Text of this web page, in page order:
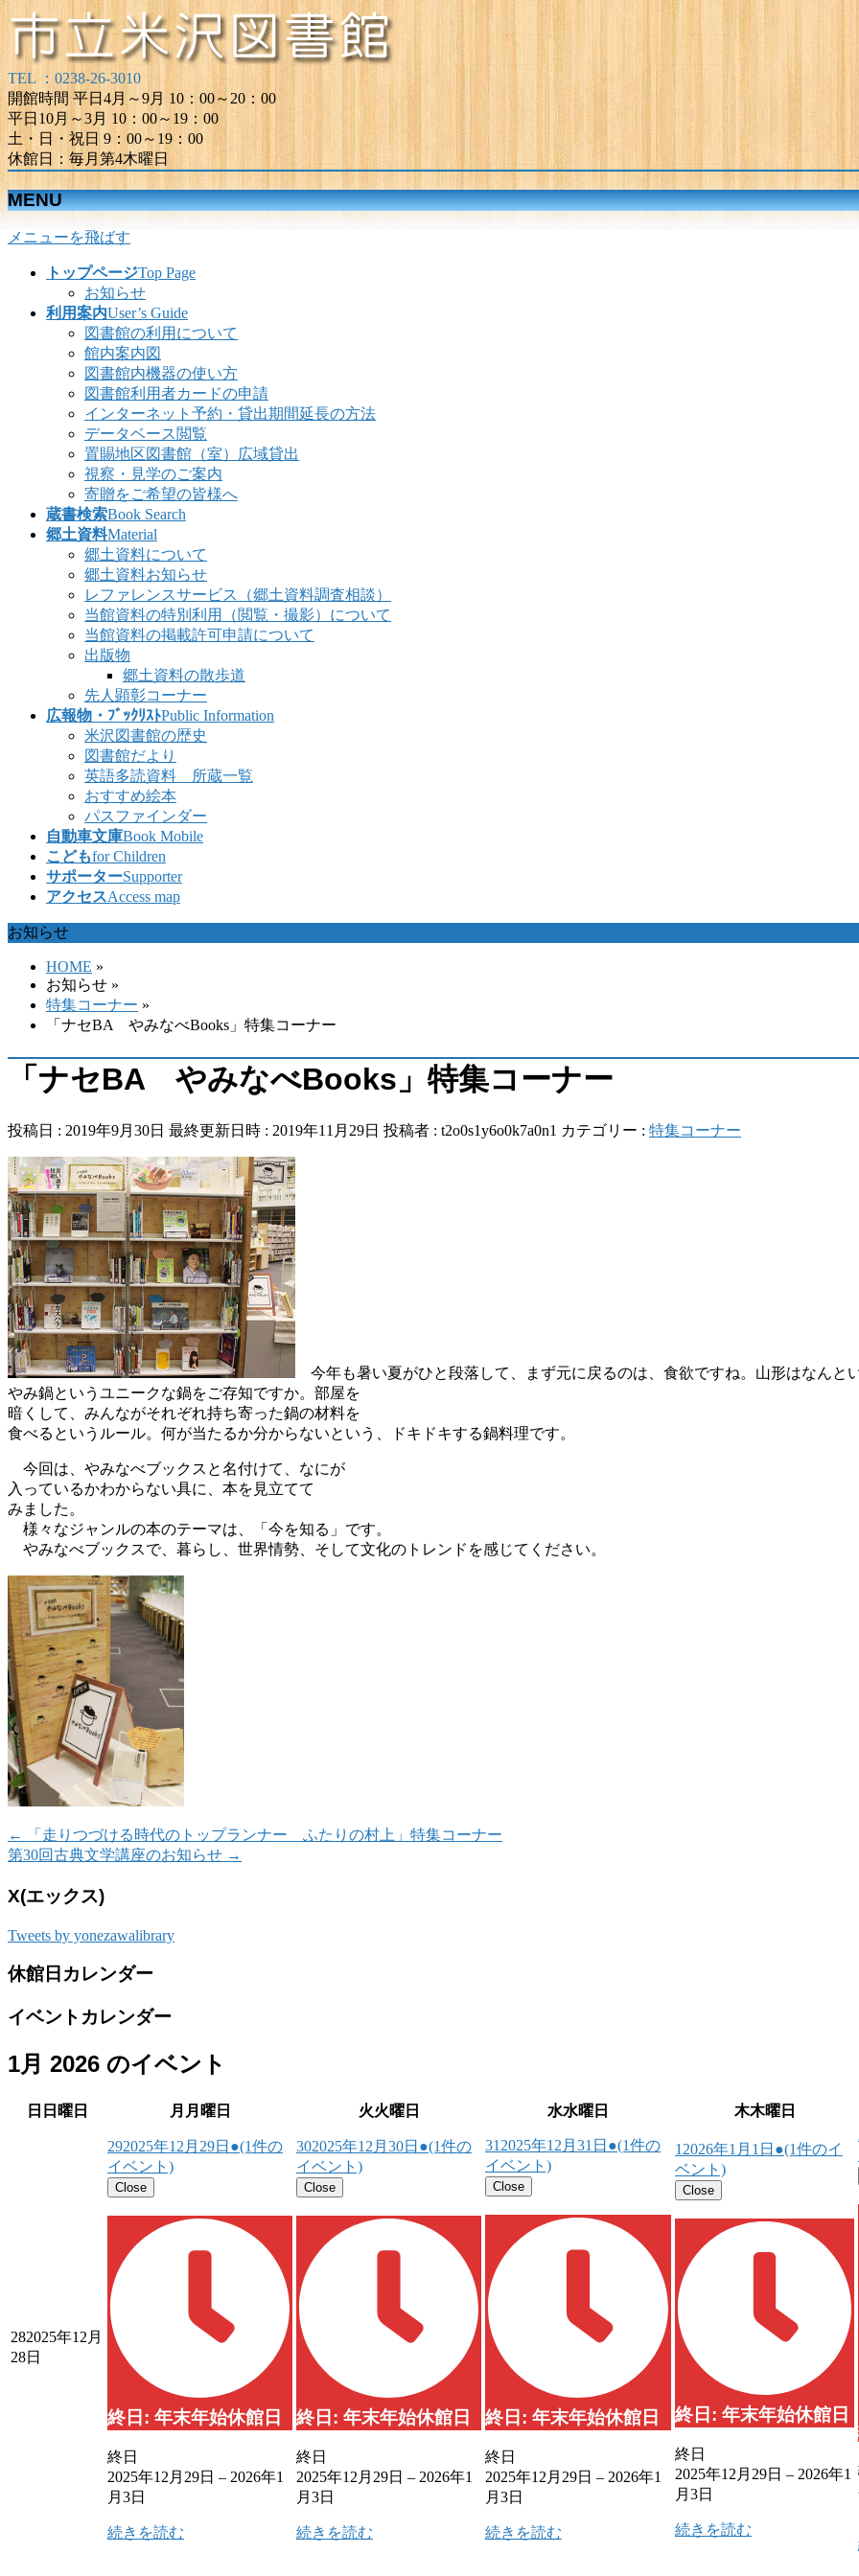
TEL ：0238-26-3010
開館時間 平日4月～9月 10：00～20：00
平日10月～3月 10：00～19：00
土・日・祝日 9：00～19：00
休館日：毎月第4木曜日
MENU
メニューを飛ばす
トップページTop Page
お知らせ
利用案内User’s Guide
図書館の利用について
館内案内図
図書館内機器の使い方
図書館利用者カードの申請
インターネット予約・貸出期間延長の方法
データベース閲覧
置賜地区図書館（室）広域貸出
視察・見学のご案内
寄贈をご希望の皆様へ
蔵書検索Book Search
郷土資料Material
郷土資料について
郷土資料お知らせ
レファレンスサービス（郷土資料調査相談）
当館資料の特別利用（閲覧・撮影）について
当館資料の掲載許可申請について
出版物
郷土資料の散歩道
先人顕彰コーナー
広報物・ﾌﾞｯｸﾘｽﾄPublic Information
米沢図書館の歴史
図書館だより
英語多読資料 所蔵一覧
おすすめ絵本
パスファインダー
自動車文庫Book Mobile
こどもfor Children
サポーターSupporter
アクセスAccess map
お知らせ
HOME »
お知らせ »
特集コーナー »
「ナセBA やみなべBooks」特集コーナー
「ナセBA やみなべBooks」特集コーナー
投稿日 : 2019年9月30日 最終更新日時 : 2019年11月29日 投稿者 : t2o0s1y6o0k7a0n1 カテゴリー : 特集コーナー
今年も暑い夏がひと段落して、まず元に戻るのは、食欲ですね。山形はなんと
やみ鍋というユニークな鍋をご存知ですか。部屋を
暗くして、みんながそれぞれ持ち寄った鍋の材料を
食べるというルール。何が当たるか分からないという、ドキドキする鍋料理です。
今回は、やみなべブックスと名付けて、なにが
入っているかわからない具に、本を見立てて
みました。
様々なジャンルの本のテーマは、「今を知る」です。
やみなべブックスで、暮らし、世界情勢、そして文化のトレンドを感じてください。
←
「走りつづける時代のトップランナー ふたりの村上」特集コーナー
第30回古典文学講座のお知らせ →
X(エックス)
Tweets by yonezawalibrary
休館日カレンダー
イベントカレンダー
1月 2026 のイベント
日 日曜日 月 月曜日 火火曜日 水水曜日 木木曜日
282025年12月
28日
292025年12月29日 ●(1件の
イベント)
Close
終日: 年末年始休館日
終日
2025年12月29日 – 2026年1
月3日
続きを読む
302025年12月30日 ●(1件の
イベント)
Close
終日: 年末年始休館日
終日
2025年12月29日 – 2026年1
月3日
続きを読む
31 2025年12月31日 ●(1件の
イベント)
Close
終日: 年末年始休館日
終日
2025年12月29日 – 2026年1
月3日
続きを読む
1 2026年1月1日 ●(1件のイ
ベント)
Close
終日: 年末年始休館日
終日
2025年12月29日 – 2026年1
月3日
続きを読む